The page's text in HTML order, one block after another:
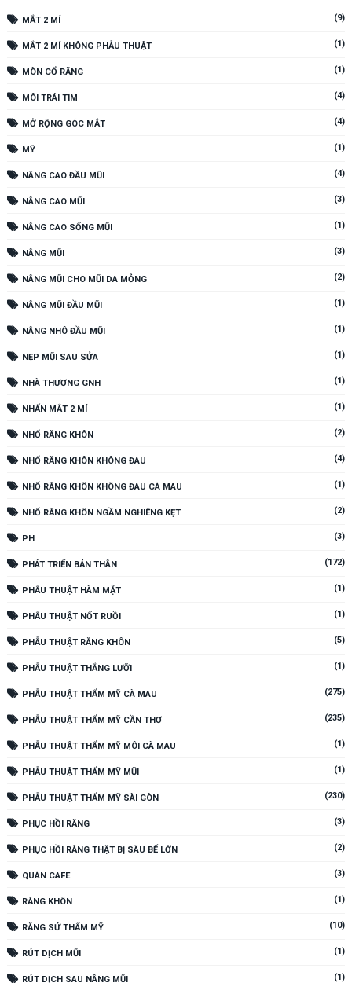
MẮT 2 MÍ (9)
MẮT 2 MÍ KHÔNG PHẪU THUẬT (1)
MÒN CỔ RĂNG (1)
MÔI TRÁI TIM (4)
MỞ RỘNG GÓC MẮT (4)
MỸ (1)
NÂNG CAO ĐẦU MŨI (4)
NÂNG CAO MŨI (3)
NÂNG CAO SỐNG MŨI (1)
NÂNG MŨI (3)
NÂNG MŨI CHO MŨI DA MỎNG (2)
NÂNG MŨI ĐẦU MŨI (1)
NÂNG NHÔ ĐẦU MŨI (1)
NẸP MŨI SAU SỬA (1)
NHÀ THƯƠNG GNH (1)
NHẤN MẮT 2 MÍ (1)
NHỔ RĂNG KHÔN (2)
NHỔ RĂNG KHÔN KHÔNG ĐAU (4)
NHỔ RĂNG KHÔN KHÔNG ĐAU CÀ MAU (1)
NHỔ RĂNG KHÔN NGẦM NGHIÊNG KẸT (2)
PH (3)
PHÁT TRIỂN BẢN THÂN (172)
PHẪU THUẬT HÀM MẶT (1)
PHẪU THUẬT NỐT RUỒI (1)
PHẪU THUẬT RĂNG KHÔN (5)
PHẪU THUẬT THẮNG LƯỠI (1)
PHẪU THUẬT THẨM MỸ CÀ MAU (275)
PHẪU THUẬT THẨM MỸ CẦN THƠ (235)
PHẪU THUẬT THẨM MỸ MÔI CÀ MAU (1)
PHẪU THUẬT THẨM MỸ MŨI (1)
PHẪU THUẬT THẨM MỸ SÀI GÒN (230)
PHỤC HỒI RĂNG (3)
PHỤC HỒI RĂNG THẬT BỊ SÂU BỂ LỚN (2)
QUÁN CAFE (3)
RĂNG KHÔN (1)
RĂNG SỨ THẨM MỸ (10)
RÚT DỊCH MŨI (1)
RÚT DỊCH SAU NÂNG MŨI (1)